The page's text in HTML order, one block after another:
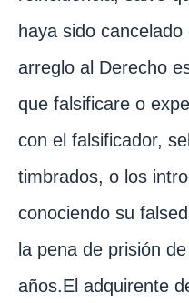
haya sido
arreglo al Derecho
que falsificare o
con el falsificador,
timbrados, o los
conociendo su
la pena de prisión
años.El adquirente